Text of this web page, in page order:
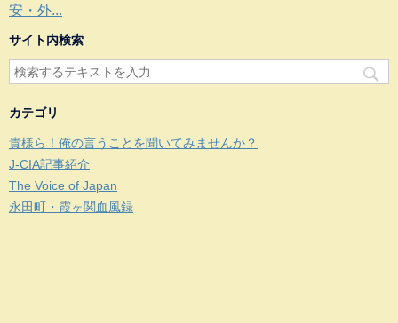
安・外...
サイト内検索
カテゴリ
貴様ら！俺の言うことを聞いてみませんか？
J-CIA記事紹介
The Voice of Japan
永田町・霞ヶ関血風録